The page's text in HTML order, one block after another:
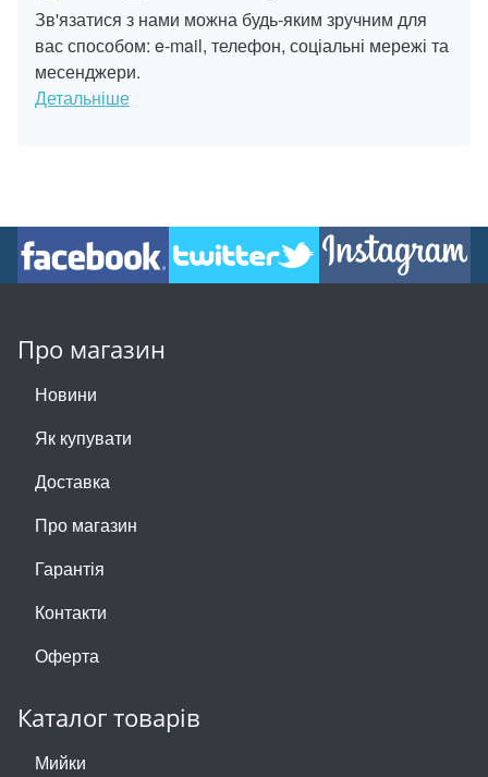
Зв'язатися з нами можна будь-яким зручним для
вас способом: e-mail, телефон, соціальні мережі та
месенджери.
Детальніше
Про магазин
Новини
Як купувати
Доставка
Про магазин
Гарантія
Контакти
Оферта
Каталог товарів
Мийки